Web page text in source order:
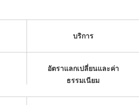
บริการ
อัตราแลกเปลี่ยนและค่า
ธรรมเนียม